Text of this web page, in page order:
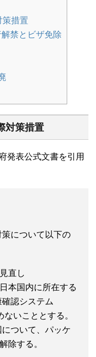
策措置
禁とビザ免除
対策措置
発表公式文書を引用
について以下の
直し
本国内に所在する
認システム
ないこととする。
ついて、パッケ
除する。